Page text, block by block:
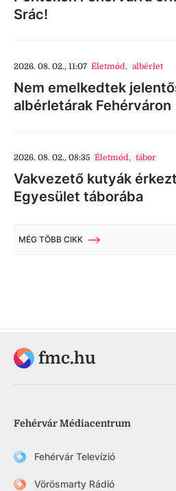
Srác!
2026. 08. 02., 11:07 Életmód, albérlet
Nem emelkedtek
albérletárak Fehérváron
2026. 08. 02., 08:35 Életmód, tábor
Vakvezető kutyák
Egyesület táborába
MÉG TÖBB CIKK
fmc.hu
Fehérvár Médiacentrum
Fehérvár Televízió
Vörösmarty Rádió